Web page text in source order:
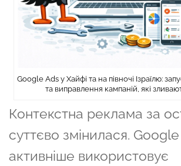
Google Ads у Хайфі та на півночі Ізраїлю:
та виправлення кампаній, які
Контекстна реклама за
суттєво змінилася. Google
активніше використовує